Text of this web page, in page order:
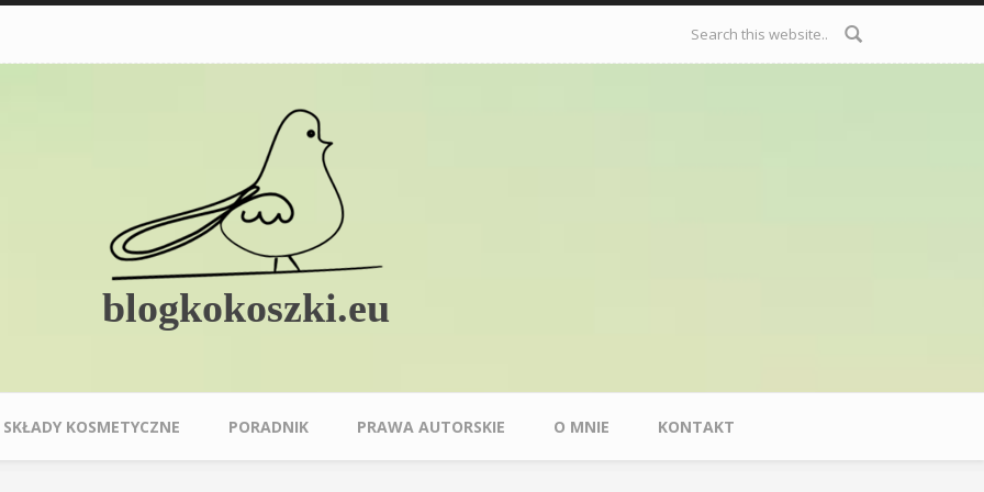
Formularz
wyszukiwania
blogkokoszki.eu
SKŁADY KOSMETYCZNE PORADNIK PRAWA AUTORSKIE O MNIE KONTAKT